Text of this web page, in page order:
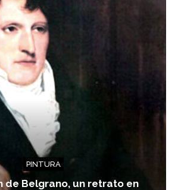
PINTURA
de Belgrano, un retrato en